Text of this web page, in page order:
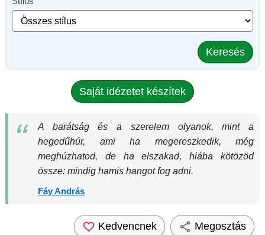
Keresés
Saját idézetet készítek
A barátság és a szerelem olyanok, mint a
hegedűhúr, ami ha megereszkedik, még
meghúzhatod, de ha elszakad, hiába kötözöd
össze: mindig hamis hangot fog adni.
Fáy András
Kedvencnek Megosztás